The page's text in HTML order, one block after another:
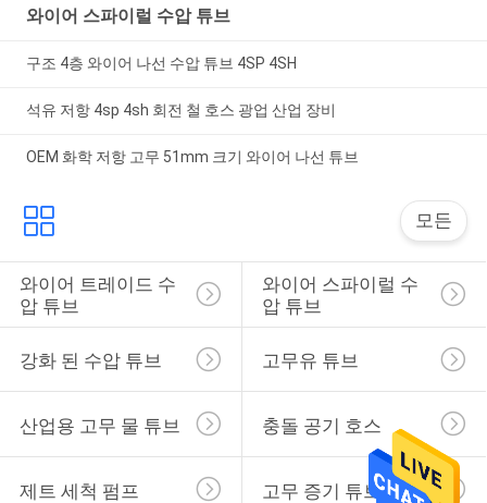
와이어 스파이럴 수압 튜브
구조 4층 와이어 나선 수압 튜브 4SP 4SH
석유 저항 4sp 4sh 회전 철 호스 광업 산업 장비
OEM 화학 저항 고무 51mm 크기 와이어 나선 튜브
모든
와이어 트레이드 수
압 튜브
와이어 스파이럴 수
압 튜브
강화 된 수압 튜브 고무유 튜브
산업용 고무 물 튜브 충돌 공기 호스
제트 세척 펌프 고무 증기 튜브